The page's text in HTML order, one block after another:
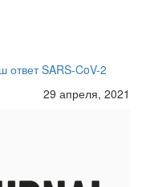
ответ SARS-CoV-2
29 апреля, 2021